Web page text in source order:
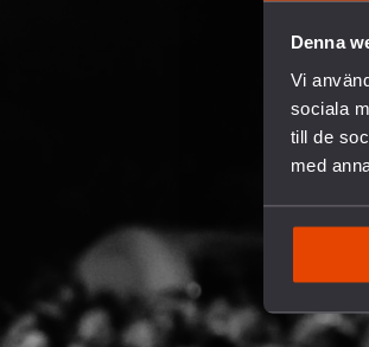
Denna
Vi
sociala
till de
med